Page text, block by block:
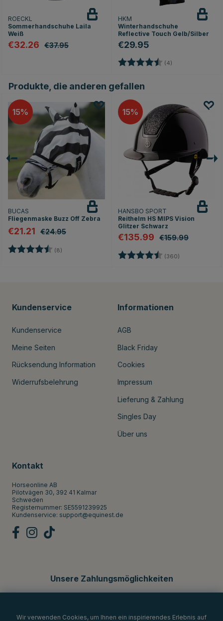
ROECKL
Sommerhandschuhe Laila
Weiß
€32.26 €37.95
HKM
Winterhandschuhe
Reflective Touch Gelb/Silber
€29.95
Bewertung: (4)
Produkte, die anderen gefallen
15
BUCAS
Fliegenmaske Buzz Off Zebra
€21.21 €24.95
Bewertung: (8)
15
HANSBO SPORT
Reithelm HS MIPS Vision
Glitzer Schwarz
€135.99 €159.99
Bewertung: (360)
Kundenservice
Kundenservice
Meine Seiten
Rücksendung Information
Widerrufsbelehrung
Informationen
AGB
Black Friday
Cookies
Impressum
Lieferung & Zahlung
Singles Day
Über uns
Kontakt
Horseonline AB
Pilotvägen 30, 392 41 Kalmar
Schweden
Registernummer: SE5591239925
Kundenservice: support@equinest.de
Unsere Zahlungsmöglichkeiten
Wir verwenden Cookies, um Ihnen ein inspirierendes Erlebnis auf